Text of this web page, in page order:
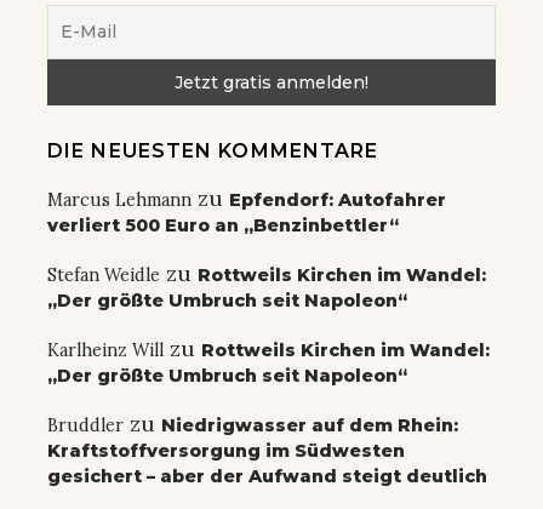
DIE NEUESTEN KOMMENTARE
Marcus Lehmann zu Epfendorf: Autofahrer
verliert 500 Euro an „Benzinbettler“
Stefan Weidle zu Rottweils Kirchen im Wandel:
„Der größte Umbruch seit Napoleon“
Karlheinz Will zu Rottweils Kirchen im Wandel:
„Der größte Umbruch seit Napoleon“
Bruddler zu Niedrigwasser auf dem Rhein:
Kraftstoffversorgung im Südwesten
gesichert – aber der Aufwand steigt deutlich